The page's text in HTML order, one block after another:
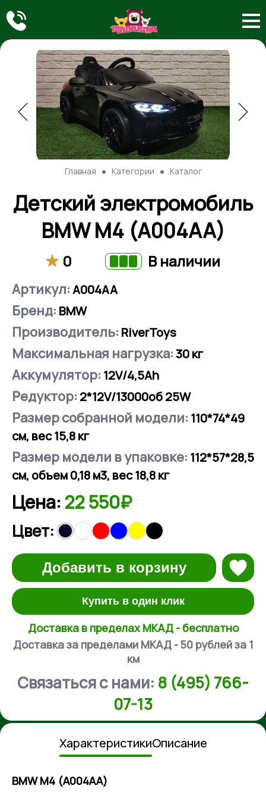
ХарактеристикиОписание
ВМW М4 (А004АА)
Главная Категории Каталог
Детский электромобиль
BMW M4 (A004AA)
0 В наличии
Артикул:А004АА
Бренд: BMW
Производитель: RiverToys
Максимальная нагрузка:30кг
Аккумулятор: 12V/4,5Аh
Редуктор: 2*12V/13000об 25W
Размер собранной модели: 110*74*49
см, вес 15,8 кг
Размер модели в упаковке: 112*57*28,5
см, объем 0,18 м3, вес 18,8 кг
Цена: 22 550₽
Цвет:
Добавить в корзину
Купить в один клик
Доставка в пределах МКАД - бесплатно
Доставка за пределами МКАД - 50 рублей за 1
км
Связаться с нами: 8 (495) 766-
07-13